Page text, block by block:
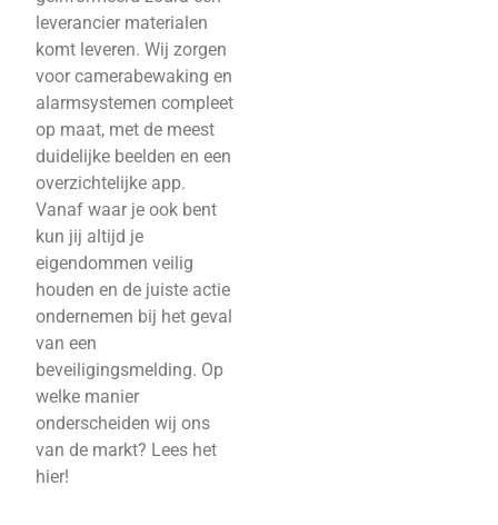
leverancier materialen
komt leveren. Wij zorgen
voor camerabewaking en
alarmsystemen compleet
op maat, met de meest
duidelijke beelden en een
overzichtelijke app.
Vanaf waar je ook bent
kun jij altijd je
eigendommen veilig
houden en de juiste actie
ondernemen bij het geval
van een
beveiligingsmelding. Op
welke manier
onderscheiden wij ons
van de markt? Lees het
hier!